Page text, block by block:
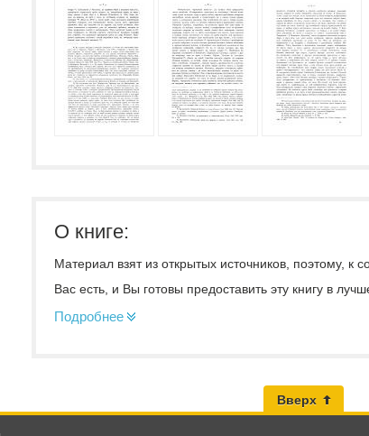
О книге:
Материал взят из открытых источников, поэтому,
Вас есть, и Вы готовы предоставить эту книгу в
Подробнее
Вверх